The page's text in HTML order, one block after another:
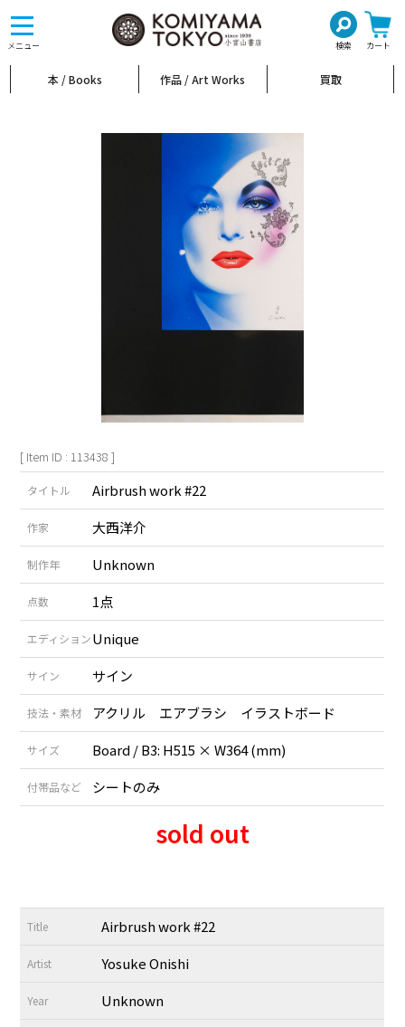
メニュー 検索 カート
toggle
navigation
本 / Books 作品 / Art Works 買取
[ Item ID : 113438 ]
タイトル Airbrush work #22
作家 大西洋介
制作年 Unknown
点数 1点
エディションUnique
サイン サイン
技法・素材 アクリル エアブラシ イラストボード
サイズ Board / B3: H515 × W364 (mm)
付帯品など シートのみ
sold out
Title Airbrush work #22
Artist Yosuke Onishi
Year Unknown